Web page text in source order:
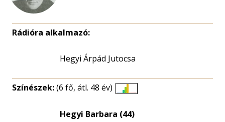
Rádióra alkalmazó:
Hegyi Árpád Jutocsa
Színészek:(6 fő, átl. 48 év)
eloszlás
Hegyi Barbara (44)